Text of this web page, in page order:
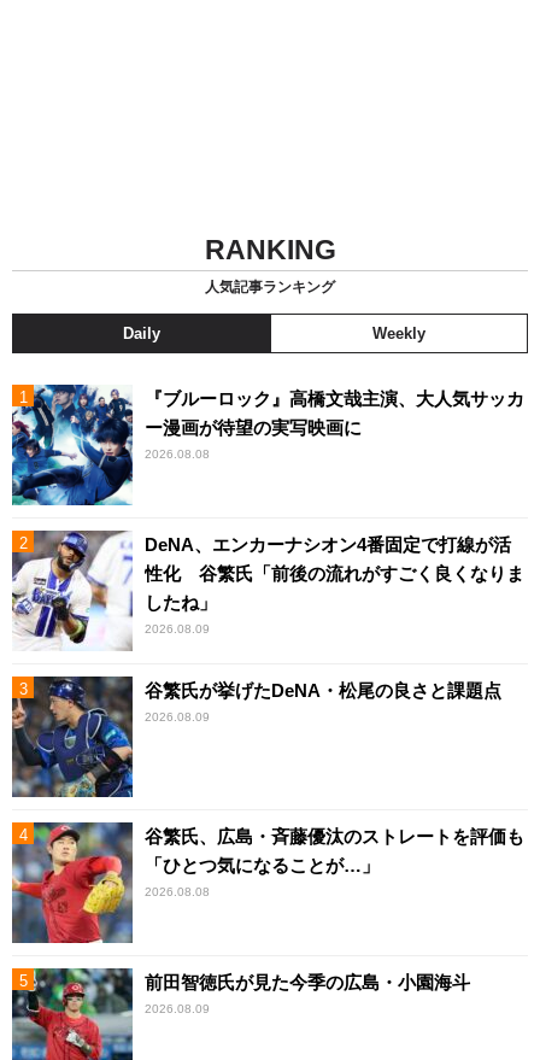
RANKING
人気記事ランキング
Daily Weekly
『ブルーロック』高橋文哉主演、大人気サッカ
ー漫画が待望の実写映画に
2026.08.08
DeNA、エンカーナシオン4番固定で打線が活
性化 谷繁氏「前後の流れがすごく良くなりま
したね」
2026.08.09
谷繁氏が挙げたDeNA・松尾の良さと課題点
2026.08.09
谷繁氏、広島・斉藤優汰のストレートを評価も
「ひとつ気になることが…」
2026.08.08
前田智徳氏が見た今季の広島・小園海斗
2026.08.09